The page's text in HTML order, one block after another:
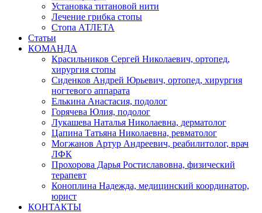
Установка титановой нити
Лечение грибка стопы
Стопа АТЛЕТА
Статьи
КОМАНДА
Красильников Сергей Николаевич, ортопед,
хирургия стопы
Сиденков Андрей Юрьевич, ортопед, хирургия
ногтевого аппарата
Елькина Анастасия, подолог
Горячева Юлия, подолог
Лукашева Наталья Николаевна, дерматолог
Цапина Татьяна Николаевна, ревматолог
Могжанов Артур Андреевич, реабилитолог, врач
ЛФК
Прохорова Дарья Ростиславовна, физический
терапевт
Коноплина Надежда, медицинский координатор,
юрист
КОНТАКТЫ